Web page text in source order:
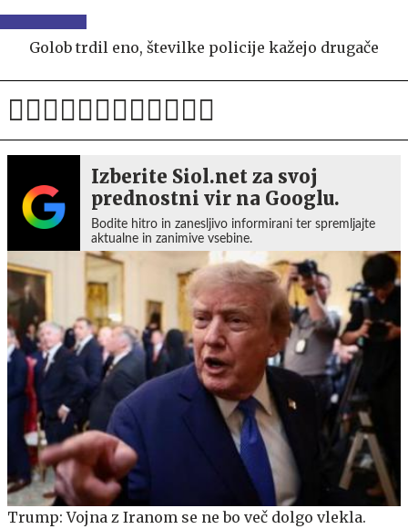
Golob trdil eno, številke policije kažejo drugače
Izberite Siol.net za svoj
prednostni vir na Googlu.
Bodite hitro in zanesljivo informirani ter spremljajte
aktualne in zanimive vsebine.
Trump: Vojna z Iranom se ne bo več dolgo vlekla.